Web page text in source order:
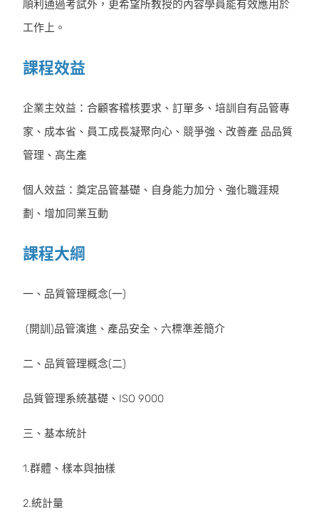
順利通過考試外，更希望所教授的內容學員能有效應用於
工作上。
課程效益
企業主效益：合顧客稽核要求、訂單多、培訓自有品管專
家、成本省、員工成長凝聚向心、競爭強、改善產 品品質
管理、高生產
個人效益：奠定品管基礎、自身能力加分、強化職涯規
劃、增加同業互動
課程大綱
一、品質管理概念(一)
(開訓)品管演進、產品安全、六標準差簡介
二、品質管理概念(二)
品質管理系統基礎、ISO 9000
三、基本統計
1.群體、樣本與抽樣
2.統計量